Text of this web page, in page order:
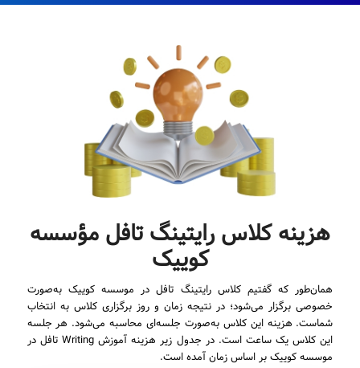
هزینه کلاس رایتینگ تافل مؤسسه
کوییک
همان‌طور که گفتیم کلاس رایتینگ تافل در موسسه کوییک به‌صورت
خصوصی برگزار می‌شود؛ در نتیجه زمان و روز برگزاری کلاس به انتخاب
شماست. هزینه این کلاس به‌صورت جلسه‌ای محاسبه می‌شود. هر جلسه
این کلاس یک ساعت است. در جدول زیر هزینه آموزش Writing تافل در
موسسه کوییک بر اساس زمان آمده است.